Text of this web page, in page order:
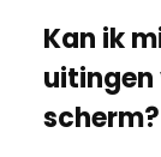
Kan ik
uitingen
scherm?